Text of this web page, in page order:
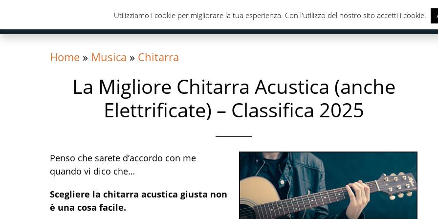
primary
navigation
content
primary
CASA & CUCINA ELETTRONICA SALUTE & CURA DELLA
Home » Musica » Chitarra
La Migliore Chitarra Acustica (anche
Elettrificate) – Classifica 2025
Penso che sarete d’accordo con me
quando vi dico che…
Scegliere la chitarra acustica giusta non
è una cosa facile.
Utilizziamo i cookie per migliorare la tua esperienza. Con l'utilizzo del nostro sito accetti i cookie.